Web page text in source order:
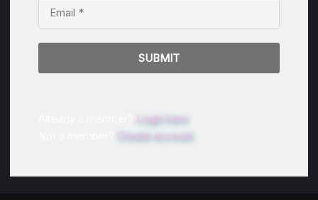
Login here
Create account